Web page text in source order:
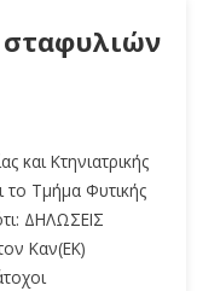
σταφυλιών
και Κτηνιατρικής
το Τμήμα Φυτικής
ΔΗΛΩΣΕΙΣ
Καν(ΕΚ)